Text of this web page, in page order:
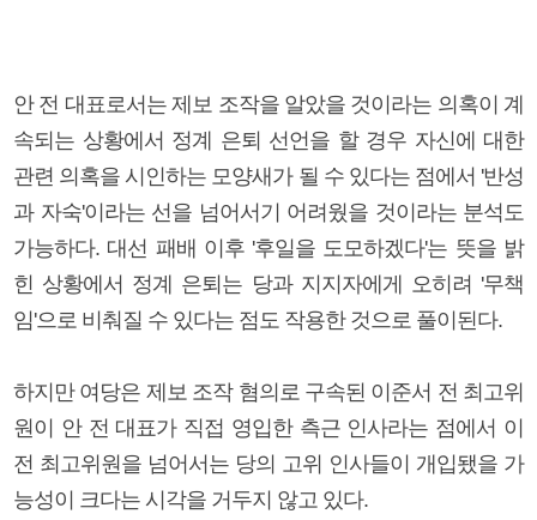
안 전 대표로서는 제보 조작을 알았을 것이라는 의혹이 계
속되는 상황에서 정계 은퇴 선언을 할 경우 자신에 대한
관련 의혹을 시인하는 모양새가 될 수 있다는 점에서 '반성
과 자숙'이라는 선을 넘어서기 어려웠을 것이라는 분석도
가능하다. 대선 패배 이후 '후일을 도모하겠다'는 뜻을 밝
힌 상황에서 정계 은퇴는 당과 지지자에게 오히려 '무책
임'으로 비춰질 수 있다는 점도 작용한 것으로 풀이된다.
하지만 여당은 제보 조작 혐의로 구속된 이준서 전 최고위
원이 안 전 대표가 직접 영입한 측근 인사라는 점에서 이
전 최고위원을 넘어서는 당의 고위 인사들이 개입됐을 가
능성이 크다는 시각을 거두지 않고 있다.